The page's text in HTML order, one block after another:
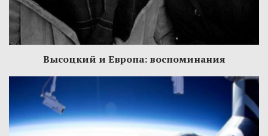
Высоцкий и Европа: воспоминания